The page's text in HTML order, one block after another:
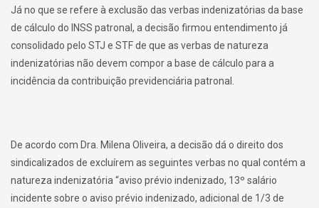
Já no que se refere à exclusão das verbas indenizatórias da base
de cálculo do INSS patronal, a decisão firmou entendimento já
consolidado pelo STJ e STF de que as verbas de natureza
indenizatórias não devem compor a base de cálculo para a
incidência da contribuição previdenciária patronal.
De acordo com Dra. Milena Oliveira, a decisão dá o direito dos
sindicalizados de excluírem as seguintes verbas no qual contém a
natureza indenizatória “aviso prévio indenizado, 13º salário
incidente sobre o aviso prévio indenizado, adicional de 1/3 de